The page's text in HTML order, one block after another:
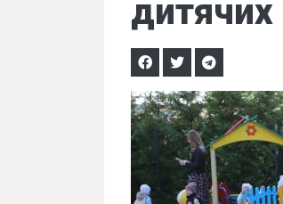
дитячих